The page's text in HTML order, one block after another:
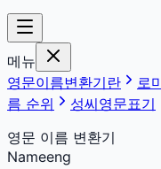
메뉴
영문이름변환기란
로
름 순위
성씨영문표기
영문 이름 변환기
Nameeng